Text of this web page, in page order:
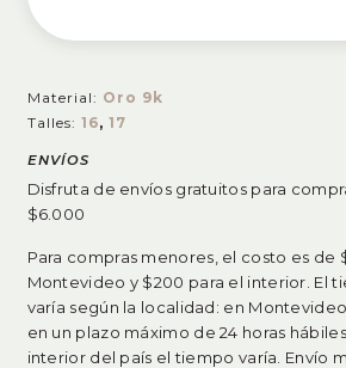
Material: Oro 9k
Talles: 16, 17
ENVÍOS
Disfruta de envíos gratuitos para
$6.000
Para compras menores, el costo es de
Montevideo y $200 para el interior. El
varía según la localidad: en
en un plazo máximo de 24 horas
interior del país el tiempo varía. Envío